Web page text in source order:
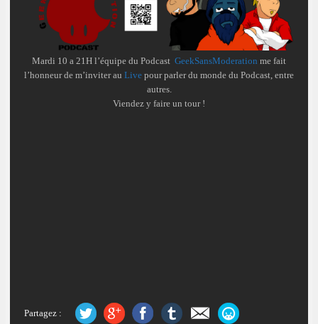
Mardi 10 a 21H l’équipe du Podcast GeekSansModeration me fait
l’honneur de m’inviter au Live pour parler du monde du Podcast, entre
autres.
Viendez y faire un tour !
Partagez :